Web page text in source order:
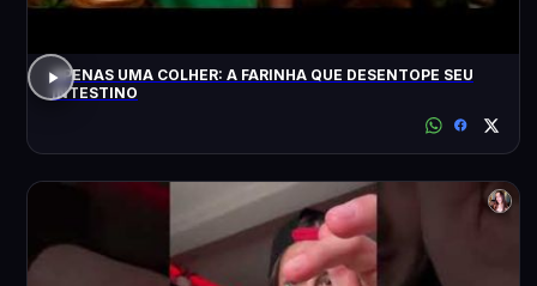
APENAS UMA COLHER: A FARINHA QUE DESENTOPE SEU
INTESTINO